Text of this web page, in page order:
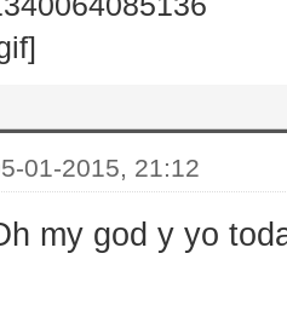
01-2015, 21:12
my god y yo